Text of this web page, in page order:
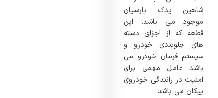
شاهین یدک پارسیان
موجود می باشد. این
قطعه که از اجزای دسته
های جلوبندی خودرو و
سیستم فرمان خودرو می
باشد عامل مهمی برای
امنیت در رانندگی خودروی
پیکان می باشد